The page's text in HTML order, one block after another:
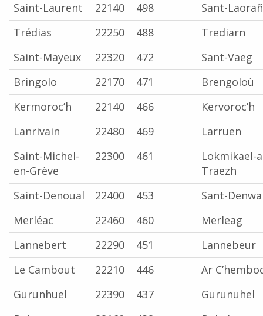
Saint-Laurent
22140 498
Sant-
Trédias
22250 488
Trediarn
Saint-Mayeux
22320 472
Sant-Vaeg
Bringolo
22170 471
Brengoloù
Kermoroc’h
22140 466
Kervoroc’h
Lanrivain
22480 469
Larruen
Saint-Michel-
en-Grève
22300 461
Lokmikael-
Traezh
Saint-Denoual
22400 453
Sant-
Merléac
22460 460
Merleag
Lannebert
22290 451
Lannebeur
Le Cambout
22210 446
Ar
Gurunhuel
22390 437
Gurunuhel